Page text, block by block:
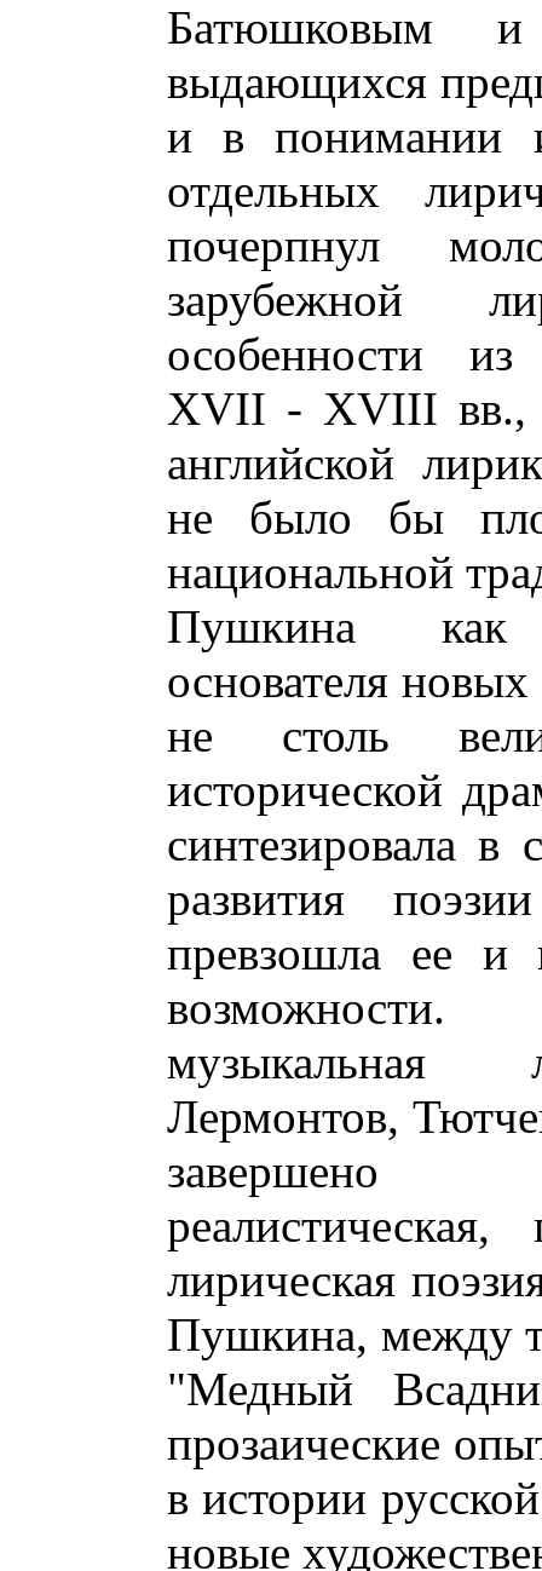
Батюшковым
выдающихся
и в понимании
отдельных
почерпнул
зарубежной
особенности из
XVII - XVIII вв.,
английской
не было бы
национальной
Пушкина как
основателя
не столь
исторической
синтезировала в
развития
превзошла ее и
музыкальная
Лермонтов,
завершено
лирическая
Пушкина, между
"Медный
прозаические
в истории
новые